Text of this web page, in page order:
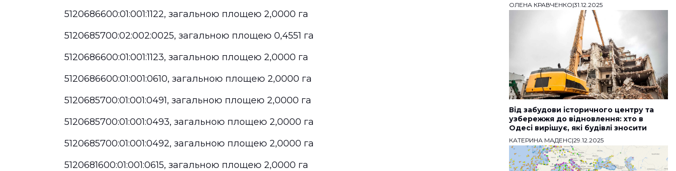
5120686600:01:001:1122, загальною площею 2,0000 га
5120685700:02:002:0025, загальною площею 0,4551 га
5120686600:01:001:1123, загальною площею 2,0000 га
5120686600:01:001:0610, загальною площею 2,0000 га
5120685700:01:001:0491, загальною площею 2,0000 га
5120685700:01:001:0493, загальною площею 2,0000 га
5120685700:01:001:0492, загальною площею 2,0000 га
5120681600:01:001:0615, загальною площею 2,0000 га
ОЛЕНА КРАВЧЕНКО|31.12.2025
Від забудови історичного центру та
узбережжя до відновлення: хто в
Одесі вирішує, які будівлі зносити
КАТЕРИНА МАДЕНС|29.12.2025